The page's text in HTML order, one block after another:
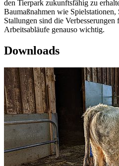
den Tierpark zukunftsfähig zu
Baumaßnahmen wie Spielstationen,
Stallungen sind die
Arbeitsabläufe genauso wichtig.
Downloads